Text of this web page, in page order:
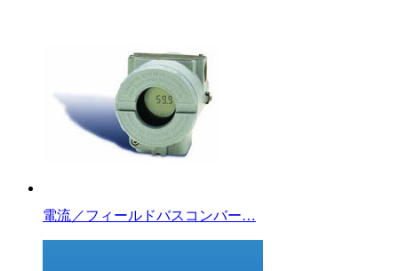
電流／フィールドバスコンバー…